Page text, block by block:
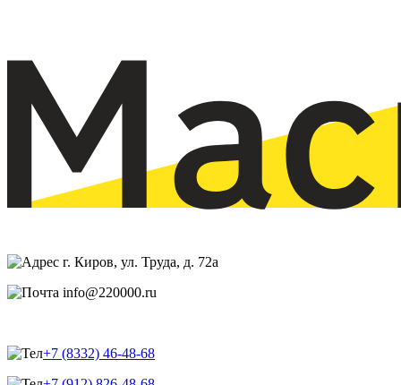
г. Киров, ул. Труда, д. 72а
info@220000.ru
+7 (8332) 46-48-68